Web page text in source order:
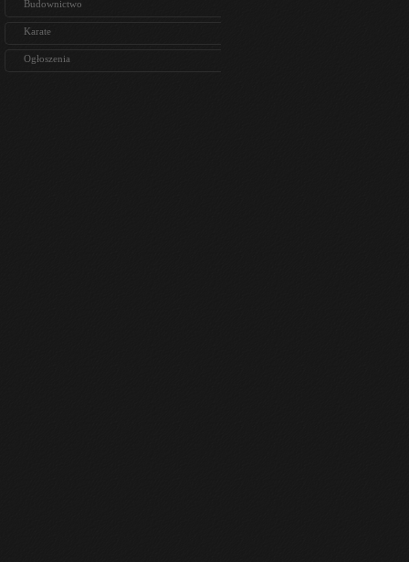
Budownictwo
Karate
Ogłoszenia